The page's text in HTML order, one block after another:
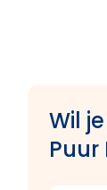
Wil
Puur